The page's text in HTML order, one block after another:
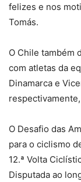
felizes e nos
Tomás.
O Chile também
com atletas da
Dinamarca e
O Desafio das
para o ciclismo
12.ª Volta
Disputada ao